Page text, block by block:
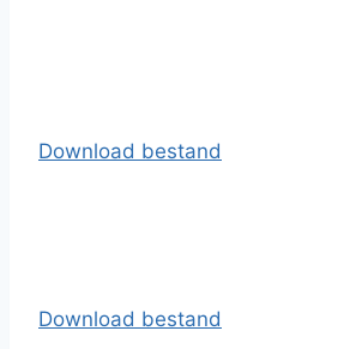
Download bestand
Download bestand